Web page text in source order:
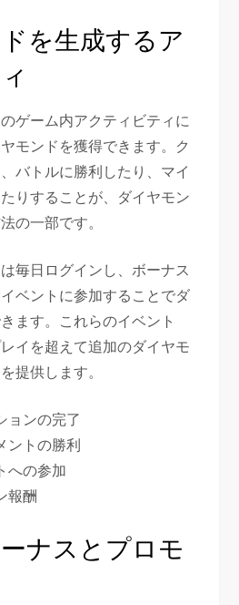
を生成するア
ゲーム内アクティビティに
モンドを獲得できます。ク
バトルに勝利したり、マイ
りすることが、ダイヤモン
の一部です。
毎日ログインし、ボーナス
ベントに参加することでダ
ます。これらのイベント
イを超えて追加のダイヤモ
提供します。
ョンの完了
ントの勝利
への参加
報酬
ナスとプロモ